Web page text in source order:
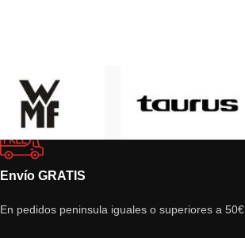
Envío GRATIS
En pedidos peninsula iguales o superiores a 50€.